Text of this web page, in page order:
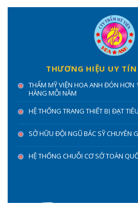
THƯƠNG HIỆU UY
THẨM MỸ VIỆN HOA ANH ĐÓN HƠN
HÀNG MỖI NĂM
HỆ THỐNG TRANG THIẾT BỊ ĐẠT
SỞ HỮU ĐỘI NGŨ BÁC SỸ CHUYÊN
HỆ THỐNG CHUỖI CƠ SỞ TOÀN